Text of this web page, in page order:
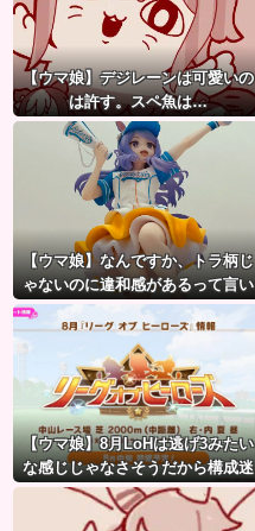
【ウマ娘】デジレーンは可愛いの
は許す。スペ魚は…
【ウマ娘】なんですか、トラ柄じ
ゃないのに違和感があるって言い
たいんですか？
【ウマ娘】8月LoHは逃げ3みたい
な感じじゃなさそうだから構成迷
うよね。